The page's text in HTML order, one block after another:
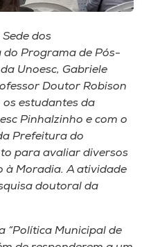
dos
Programa de Pós-
Unoesc, Gabriele
Doutor Robison
estudantes da
Pinhalzinho e com o
Prefeitura do
para avaliar diversos
à Moradia. A atividade
doutoral da
“Política Municipal de